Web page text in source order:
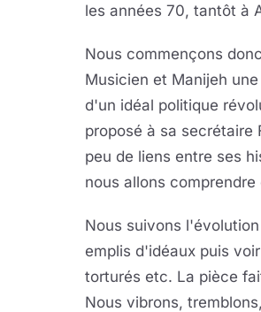
les années 70, tantôt à
Nous commençons
Musicien et Manijeh
d'un idéal politique
proposé à sa secrétaire
peu de liens entre ses
nous allons
Nous suivons
emplis d'idéaux puis
torturés etc. La pièce
Nous vibrons,